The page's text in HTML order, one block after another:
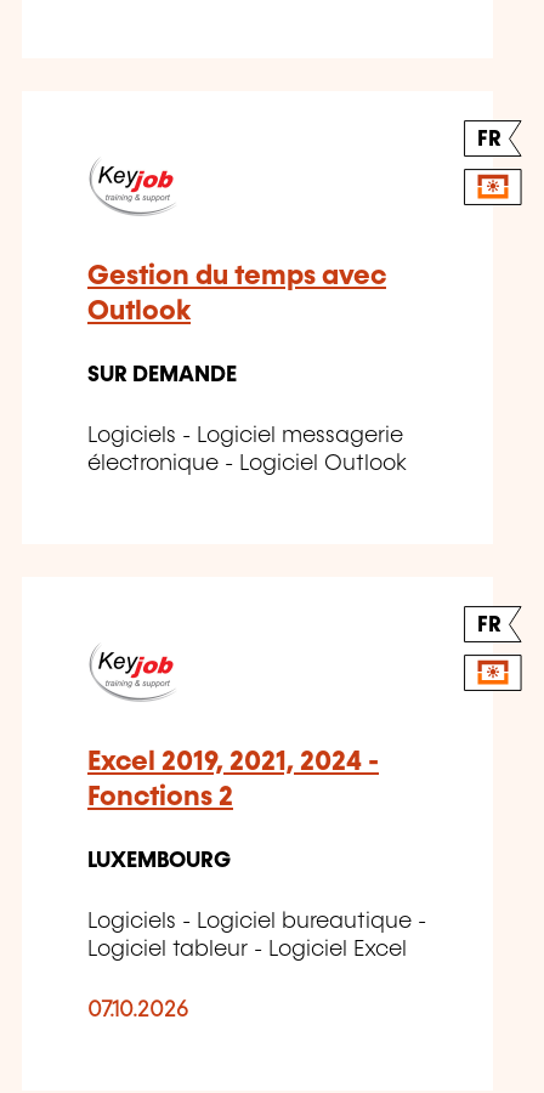
FR
Gestion du temps avec
Outlook
SUR DEMANDE
Logiciels - Logiciel messagerie
électronique - Logiciel Outlook
FR
Excel 2019, 2021, 2024 -
Fonctions 2
LUXEMBOURG
Logiciels - Logiciel bureautique -
Logiciel tableur - Logiciel Excel
07.10.2026